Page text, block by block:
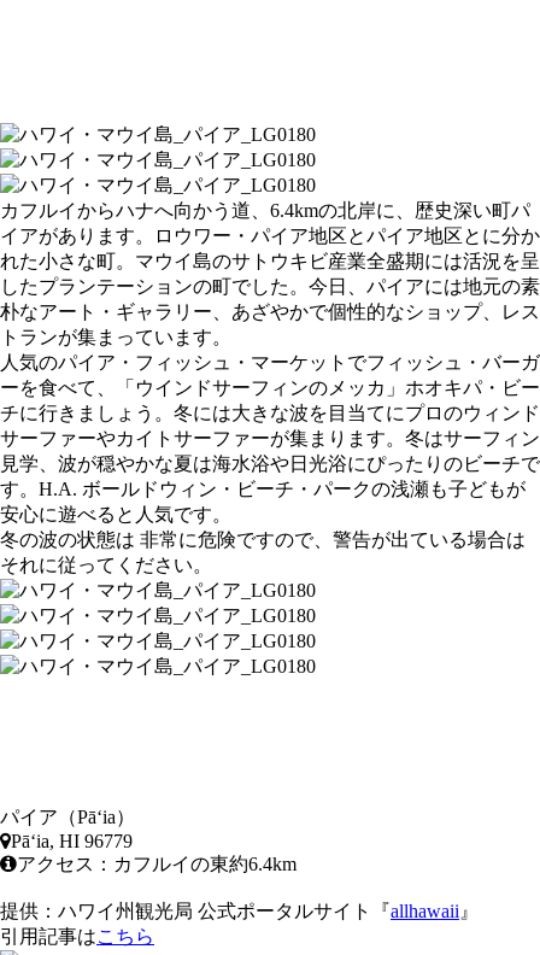
カフルイからハナへ向かう道、6.4kmの北岸に、歴史深い町パ
イアがあります。ロウワー・パイア地区とパイア地区とに分か
れた小さな町。マウイ島のサトウキビ産業全盛期には活況を呈
したプランテーションの町でした。今日、パイアには地元の素
朴なアート・ギャラリー、あざやかで個性的なショップ、レス
トランが集まっています。
人気のパイア・フィッシュ・マーケットでフィッシュ・バーガ
ーを食べて、「ウインドサーフィンのメッカ」ホオキパ・ビー
チに行きましょう。冬には大きな波を目当てにプロのウィンド
サーファーやカイトサーファーが集まります。冬はサーフィン
見学、波が穏やかな夏は海水浴や日光浴にぴったりのビーチで
す。H.A. ボールドウィン・ビーチ・パークの浅瀬も子どもが
安心に遊べると人気です。
冬の波の状態は 非常に危険ですので、警告が出ている場合は
それに従ってください。
パイア（Pāʻia）
Pāʻia, HI 96779
アクセス：カフルイの東約6.4km
提供：ハワイ州観光局 公式ポータルサイト『allhawaii 』
引用記事はこちら